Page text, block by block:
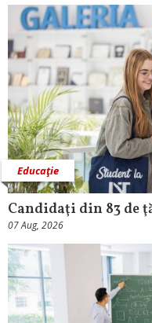
Educaţie
Candidaţi din 83 de
07 Aug, 2026